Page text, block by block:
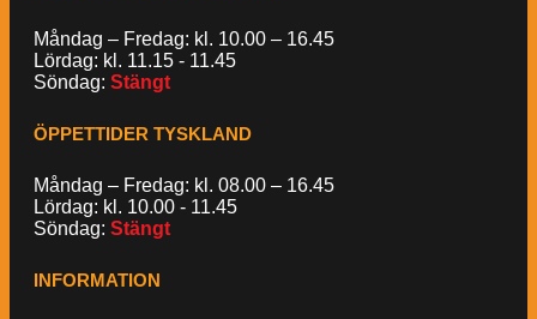
Måndag – Fredag: kl. 10.00 – 16.45
Lördag: kl. 11.15 - 11.45
Söndag: Stängt
ÖPPETTIDER TYSKLAND
Måndag – Fredag: kl. 08.00 – 16.45
Lördag: kl. 10.00 - 11.45
Söndag: Stängt
INFORMATION